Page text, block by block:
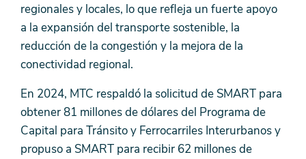
regionales y locales, lo que refleja un fuerte apoyo
a la expansión del transporte sostenible, la
reducción de la congestión y la mejora de la
conectividad regional.
En 2024, MTC respaldó la solicitud de SMART para
obtener 81 millones de dólares del Programa de
Capital para Tránsito y Ferrocarriles Interurbanos y
propuso a SMART para recibir 62 millones de